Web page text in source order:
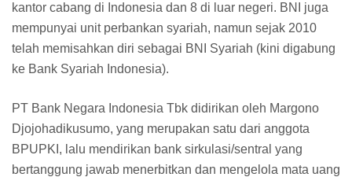
kantor cabang di Indonesia dan 8 di luar negeri. BNI juga
mempunyai unit perbankan syariah, namun sejak 2010
telah memisahkan diri sebagai BNI Syariah (kini digabung
ke Bank Syariah Indonesia).
PT Bank Negara Indonesia Tbk didirikan oleh Margono
Djojohadikusumo, yang merupakan satu dari anggota
BPUPKI, lalu mendirikan bank sirkulasi/sentral yang
bertanggung jawab menerbitkan dan mengelola mata uang